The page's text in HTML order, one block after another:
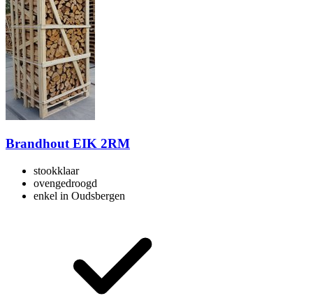
Brandhout EIK 2RM
stookklaar
ovengedroogd
enkel in Oudsbergen